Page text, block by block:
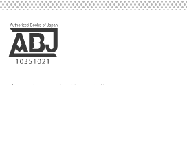
書籍配信サービスが、著作権者からコンテンツ使